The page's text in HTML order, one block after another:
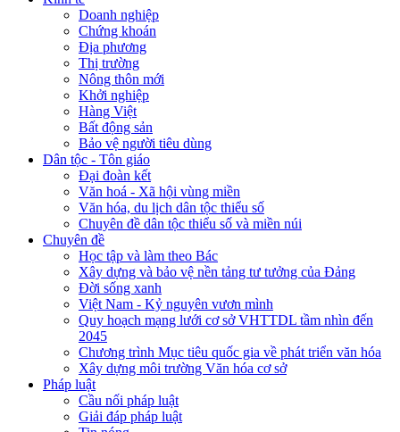
Doanh nghiệp
Chứng khoán
Địa phương
Thị trường
Nông thôn mới
Khởi nghiệp
Hàng Việt
Bất động sản
Bảo vệ người tiêu dùng
Dân tộc - Tôn giáo
Đại đoàn kết
Văn hoá - Xã hội vùng miền
Văn hóa, du lịch dân tộc thiểu số
Chuyên đề dân tộc thiểu số và miền núi
Chuyên đề
Học tập và làm theo Bác
Xây dựng và bảo vệ nền tảng tư tưởng của Đảng
Đời sống xanh
Việt Nam - Kỷ nguyên vươn mình
Quy hoạch mạng lưới cơ sở VHTTDL tầm nhìn đến
2045
Chương trình Mục tiêu quốc gia về phát triển văn hóa
Xây dựng môi trường Văn hóa cơ sở
Pháp luật
Cầu nối pháp luật
Giải đáp pháp luật